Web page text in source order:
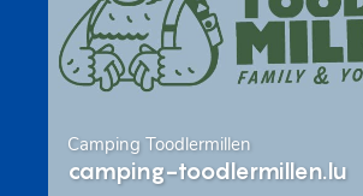
Camping Toodlermillen
camping-toodlermillen.lu